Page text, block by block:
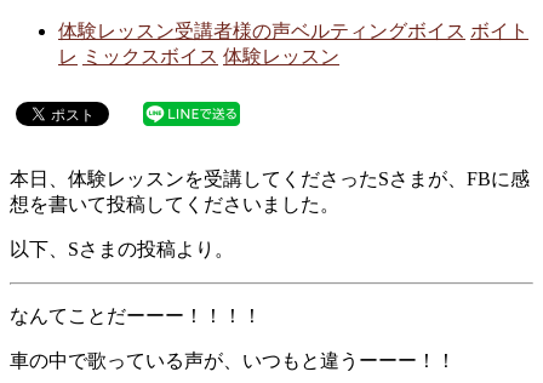
体験レッスン受講者様の声ベルティングボイス ボイト
レ ミックスボイス 体験レッスン
本日、体験レッスンを受講してくださったSさまが、FBに感
想を書いて投稿してくださいました。
以下、Sさまの投稿より。
なんてことだーーー！！！！
車の中で歌っている声が、いつもと違うーーー！！